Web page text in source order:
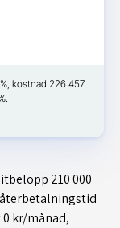
kostnad 226 457
210 000
återbetalningstid
kr/månad,